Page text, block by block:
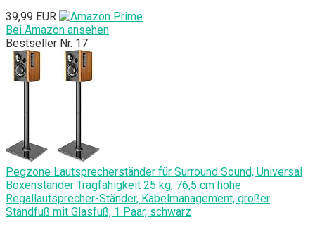
39,99 EUR
Bei Amazon ansehen
Bestseller Nr. 17
Pegzone Lautsprecherständer für Surround Sound, Universal
Boxenständer Tragfähigkeit 25 kg, 76,5 cm hohe
Regallautsprecher-Ständer, Kabelmanagement, großer
Standfuß mit Glasfuß, 1 Paar, schwarz